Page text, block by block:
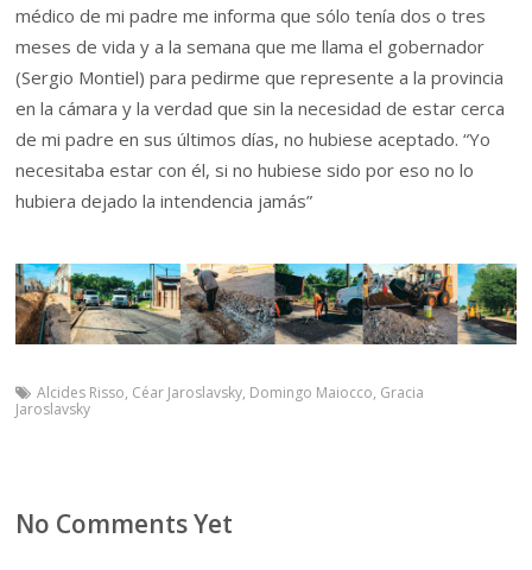
médico de mi padre me informa que sólo tenía dos o tres
meses de vida y a la semana que me llama el gobernador
(Sergio Montiel) para pedirme que represente a la provincia
en la cámara y la verdad que sin la necesidad de estar cerca
de mi padre en sus últimos días, no hubiese aceptado. “Yo
necesitaba estar con él, si no hubiese sido por eso no lo
hubiera dejado la intendencia jamás”
Alcides Risso, Céar Jaroslavsky, Domingo Maiocco, Gracia
Jaroslavsky
No Comments Yet